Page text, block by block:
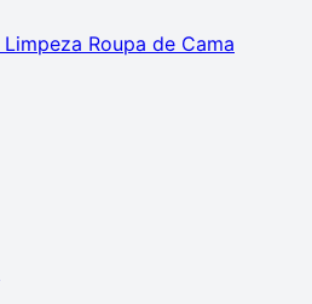
Limpeza Roupa de Cama